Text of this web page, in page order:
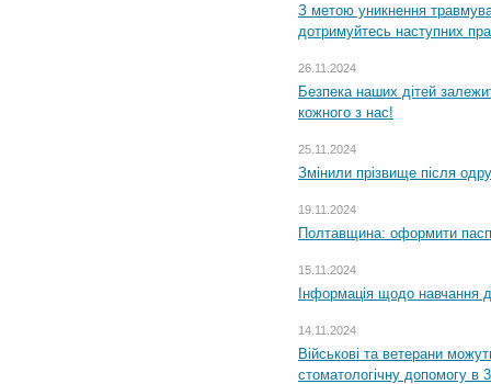
З метою уникнення
дотримуйтесь наступних
26.11.2024
Безпека наших дітей
кожного з нас!
25.11.2024
Змінили прізвище після
19.11.2024
Полтавщина: оформити
15.11.2024
Інформація щодо навчання
14.11.2024
Військові та ветерани
стоматологічну допомогу в